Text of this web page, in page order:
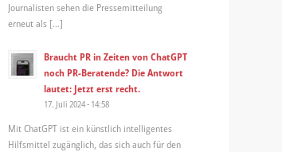
Journalisten sehen die Pressemitteilung
erneut als […]
Braucht PR in Zeiten von ChatGPT
noch PR-Beratende? Die Antwort
lautet: Jetzt erst recht.
17. Juli 2024 - 14:58
Mit ChatGPT ist ein künstlich intelligentes
Hilfsmittel zugänglich, das sich auch für den